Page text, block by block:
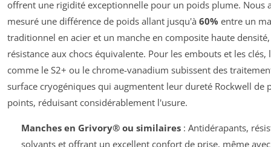
offrent une rigidité exceptionnelle pour un poids plume. Nous
mesuré une différence de poids allant jusqu'à 60% entre un
traditionnel en acier et un manche en composite haute
résistance aux chocs équivalente. Pour les embouts et les clés,
comme le S2+ ou le chrome-vanadium subissent des
surface cryogéniques qui augmentent leur dureté Rockwell de
points, réduisant considérablement l'usure.
Manches en Grivory® ou similaires: Antidérapants,
solvants et offrant un excellent confort de prise, même